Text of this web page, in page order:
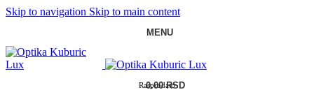
Skip to navigation Skip to main content
MENU
0.00RSD
Rasprodato